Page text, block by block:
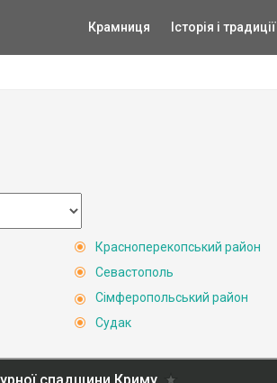
Крамниця Історія і традиції
Красноперекопський район
Севастополь
Сімферопольський район
Судак